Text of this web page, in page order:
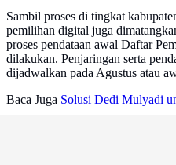
Sambil proses di tingkat
pemilihan digital juga
proses pendataan awal Daftar
dilakukan. Penjaringan serta
dijadwalkan pada Agustus atau
Baca Juga Solusi Dedi Mulyadi